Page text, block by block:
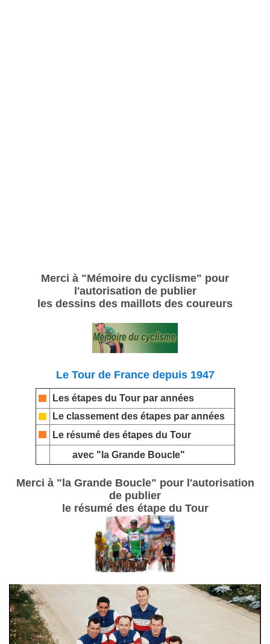
Merci à "Mémoire du cyclisme" pour
l'autorisation de publier
les dessins des maillots des coureurs
Le Tour de France depuis 1947
Les étapes du Tour par années
Le classement des étapes par années
Le résumé des étapes du Tour
avec "la Grande Boucle"
Merci à "la Grande Boucle" pour l'autorisation
de publier
le résumé des étape du Tour